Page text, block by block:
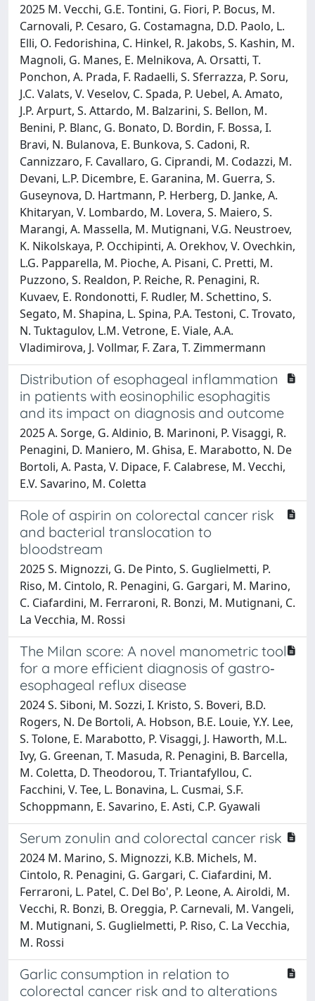
2025 M. Vecchi, G.E. Tontini, G. Fiori, P. Bocus, M.
Carnovali, P. Cesaro, G. Costamagna, D.D. Paolo, L.
Elli, O. Fedorishina, C. Hinkel, R. Jakobs, S. Kashin, M.
Magnoli, G. Manes, E. Melnikova, A. Orsatti, T.
Ponchon, A. Prada, F. Radaelli, S. Sferrazza, P. Soru,
J.C. Valats, V. Veselov, C. Spada, P. Uebel, A. Amato,
J.P. Arpurt, S. Attardo, M. Balzarini, S. Bellon, M.
Benini, P. Blanc, G. Bonato, D. Bordin, F. Bossa, I.
Bravi, N. Bulanova, E. Bunkova, S. Cadoni, R.
Cannizzaro, F. Cavallaro, G. Ciprandi, M. Codazzi, M.
Devani, L.P. Dicembre, E. Garanina, M. Guerra, S.
Guseynova, D. Hartmann, P. Herberg, D. Janke, A.
Khitaryan, V. Lombardo, M. Lovera, S. Maiero, S.
Marangi, A. Massella, M. Mutignani, V.G. Neustroev,
K. Nikolskaya, P. Occhipinti, A. Orekhov, V. Ovechkin,
L.G. Papparella, M. Pioche, A. Pisani, C. Pretti, M.
Puzzono, S. Realdon, P. Reiche, R. Penagini, R.
Kuvaev, E. Rondonotti, F. Rudler, M. Schettino, S.
Segato, M. Shapina, L. Spina, P.A. Testoni, C. Trovato,
N. Tuktagulov, L.M. Vetrone, E. Viale, A.A.
Vladimirova, J. Vollmar, F. Zara, T. Zimmermann
Distribution of esophageal inflammation
in patients with eosinophilic esophagitis
and its impact on diagnosis and outcome
2025 A. Sorge, G. Aldinio, B. Marinoni, P. Visaggi, R.
Penagini, D. Maniero, M. Ghisa, E. Marabotto, N. De
Bortoli, A. Pasta, V. Dipace, F. Calabrese, M. Vecchi,
E.V. Savarino, M. Coletta
Role of aspirin on colorectal cancer risk
and bacterial translocation to
bloodstream
2025 S. Mignozzi, G. De Pinto, S. Guglielmetti, P.
Riso, M. Cintolo, R. Penagini, G. Gargari, M. Marino,
C. Ciafardini, M. Ferraroni, R. Bonzi, M. Mutignani, C.
La Vecchia, M. Rossi
The Milan score: A novel manometric tool
for a more efficient diagnosis of gastro‐
esophageal reflux disease
2024 S. Siboni, M. Sozzi, I. Kristo, S. Boveri, B.D.
Rogers, N. De Bortoli, A. Hobson, B.E. Louie, Y.Y. Lee,
S. Tolone, E. Marabotto, P. Visaggi, J. Haworth, M.L.
Ivy, G. Greenan, T. Masuda, R. Penagini, B. Barcella,
M. Coletta, D. Theodorou, T. Triantafyllou, C.
Facchini, V. Tee, L. Bonavina, L. Cusmai, S.F.
Schoppmann, E. Savarino, E. Asti, C.P. Gyawali
Serum zonulin and colorectal cancer risk
2024 M. Marino, S. Mignozzi, K.B. Michels, M.
Cintolo, R. Penagini, G. Gargari, C. Ciafardini, M.
Ferraroni, L. Patel, C. Del Bo', P. Leone, A. Airoldi, M.
Vecchi, R. Bonzi, B. Oreggia, P. Carnevali, M. Vangeli,
M. Mutignani, S. Guglielmetti, P. Riso, C. La Vecchia,
M. Rossi
Garlic consumption in relation to
colorectal cancer risk and to alterations